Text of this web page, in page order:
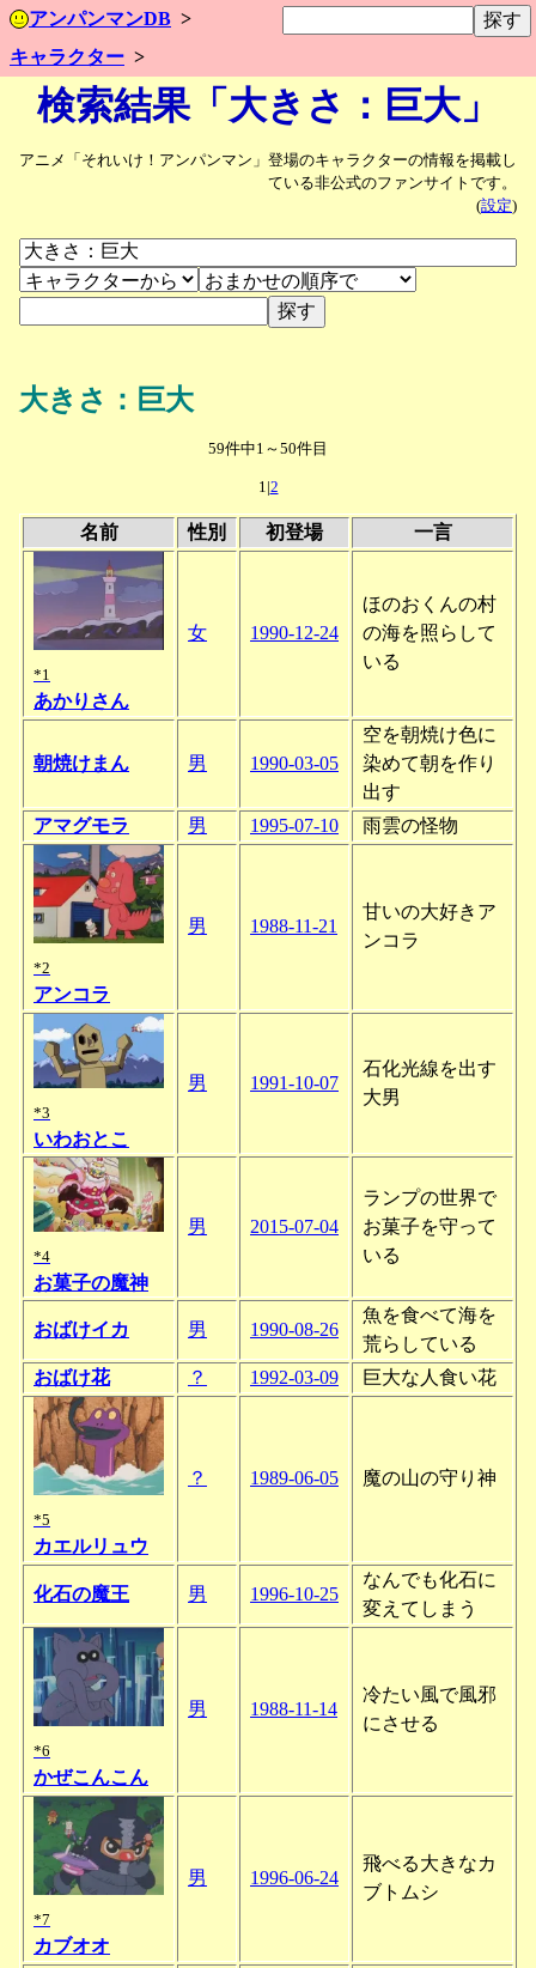
アンパンマンDB
キャラクター
検索結果「大きさ：巨大」
アニメ「それいけ！アンパンマン」登場のキャラクターの情報を掲載し
ている非公式のファンサイトです。
(設定)
大きさ：巨大
59件中1～50件目
1|2
名前 性別 初登場 一言
*1
あかりさん
女 1990-12-24
ほのおくんの村
の海を照らして
いる
朝焼けまん 男 1990-03-05
空を朝焼け色に
染めて朝を作り
出す
アマグモラ
男 1995-07-10 雨雲の怪物
*2
アンコラ
男 1988-11-21
甘いの大好きア
ンコラ
*3
いわおとこ
男 1991-10-07
石化光線を出す
大男
*4
お菓子の魔神
男 2015-07-04
ランプの世界で
お菓子を守って
いる
おばけイカ 男 1990-08-26
魚を食べて海を
荒らしている
おばけ花
？ 1992-03-09 巨大な人食い花
*5
カエルリュウ
？ 1989-06-05 魔の山の守り神
化石の魔王 男 1996-10-25
なんでも化石に
変えてしまう
*6
かぜこんこん
男 1988-11-14
冷たい風で風邪
にさせる
*7
カブオオ
男 1996-06-24
飛べる大きなカ
ブトムシ